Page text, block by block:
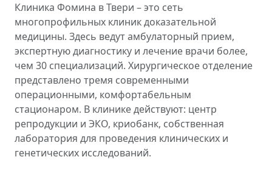
Клиника Фомина в Твери – это сеть
многопрофильных клиник доказательной
медицины. Здесь ведут амбулаторный прием,
экспертную диагностику и лечение врачи более,
чем 30 специализаций. Хирургическое отделение
представлено тремя современными
операционными, комфортабельным
стационаром. В клинике действуют: центр
репродукции и ЭКО, криобанк, собственная
лаборатория для проведения клинических и
генетических исследований.